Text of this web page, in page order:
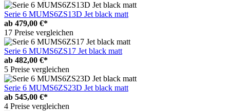
Serie 6 MUMS6ZS13D Jet black matt
ab 479,00 €*
17 Preise vergleichen
Serie 6 MUMS6ZS17 Jet black matt
ab 482,00 €*
5 Preise vergleichen
Serie 6 MUMS6ZS23D Jet black matt
ab 545,00 €*
4 Preise vergleichen